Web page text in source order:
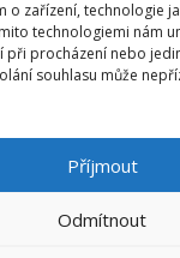
o zařízení, technologie
technologiemi nám
při procházení nebo
souhlasu může
Příjmout
Odmítnout